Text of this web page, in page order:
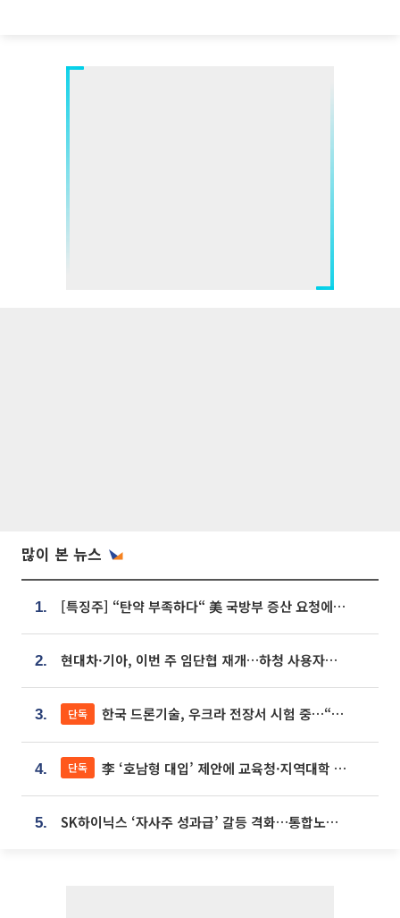
많이 본 뉴스
1. [특징주] “탄약 부족하다“ 美 국방부 증산 요청에⋯국내 방산주 급등세
2. 현대차·기아, 이번 주 임단협 재개…하청 사용자성 재심도 ‘변수’
3. 단독 한국 드론기술, 우크라 전장서 시험 중…“스타트업 여러 곳 참여”
4. 단독 李 ‘호남형 대입’ 제안에 교육청·지역대학 서·논술형 입시 연계 '착수'
5. SK하이닉스 ‘자사주 성과급’ 갈등 격화…통합노조 출범 움직임